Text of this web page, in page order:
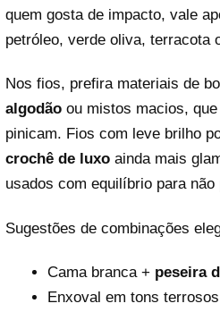
quem gosta de impacto, vale
petróleo, verde oliva, terracota
Nos fios, prefira materiais de
algodão ou mistos macios,
pinicam. Fios com leve brilho
crochê de luxo ainda mais
usados com equilíbrio para não
Sugestões de combinações
Cama branca + peseira
Enxoval em tons